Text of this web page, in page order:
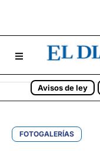
Avisos de ley
FOTOGALERÍAS